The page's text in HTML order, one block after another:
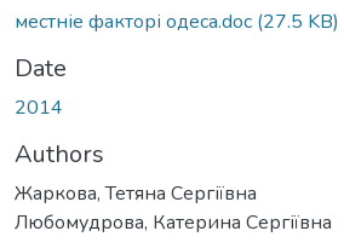
местніе факторі одеса.doc (27.5 KB)
Date
2014
Authors
Жаркова, Тетяна Сергіївна
Любомудрова, Катерина Сергіївна